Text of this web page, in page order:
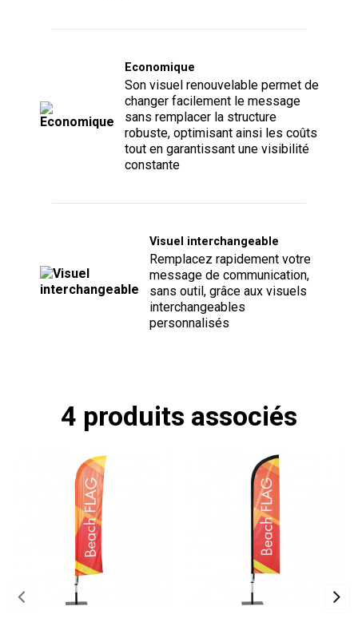
Economique
Son visuel renouvelable permet de
changer facilement le message
sans remplacer la structure
robuste, optimisant ainsi les coûts
tout en garantissant une visibilité
constante
Visuel interchangeable
Remplacez rapidement votre
message de communication,
sans outil, grâce aux visuels
interchangeables
personnalisés
4 produits associés